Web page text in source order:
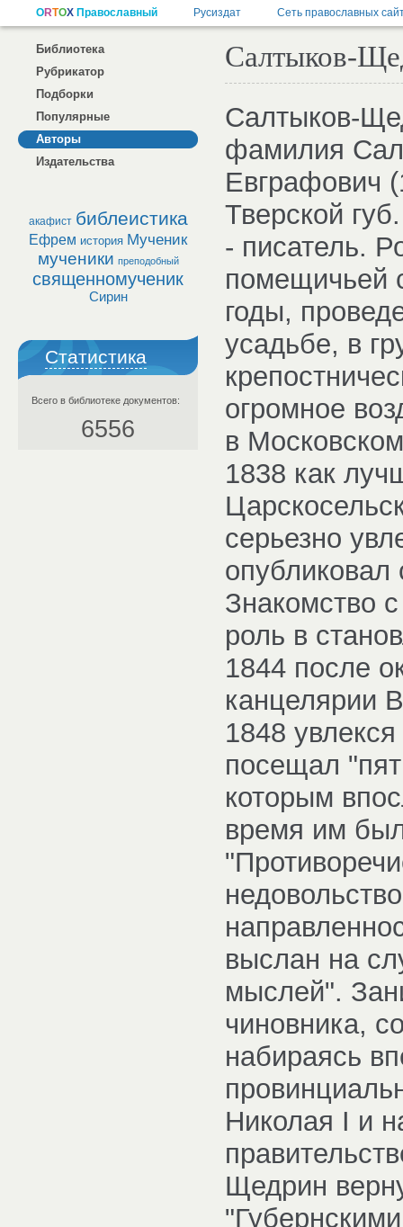
Библиотека
Рубрикатор
Подборки
Популярные
Авторы
Издательства
акафист библеистика
Ефрем история Мученик
мученики преподобный
священномученик
Сирин
Статистика
Всего в библиотеке документов:
6556
Салтыков-
Салтыков-
фамилия
Евграфович
Тверской
- писатель.
помещичьей
годы,
усадьбе, в
огромное
в
1838 как
серьезно
опубликовал
Знакомство
роль в
1844 после
канцелярии
1848
посещал
которым
время им
выслан на
мыслей".
чиновника,
набираясь
Николая I и
Щедрин